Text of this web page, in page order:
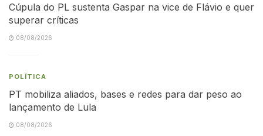
Cúpula do PL sustenta Gaspar na vice de Flávio e quer
superar críticas
08/08/2026
POLÍTICA
PT mobiliza aliados, bases e redes para dar peso ao
lançamento de Lula
08/08/2026